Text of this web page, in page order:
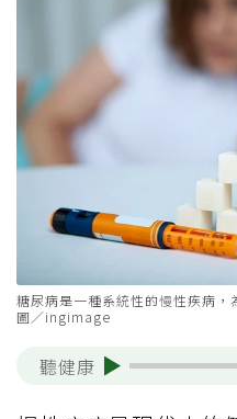
糖尿病是一種系統性的慢性疾病，
圖／ingimage
聽健康